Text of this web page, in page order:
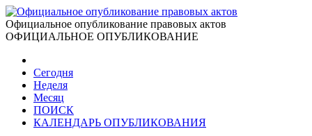
Официальное опубликование правовых актов
ОФИЦИАЛЬНОЕ ОПУБЛИКОВАНИЕ
Сегодня
Неделя
Месяц
ПОИСК
КАЛЕНДАРЬ ОПУБЛИКОВАНИЯ